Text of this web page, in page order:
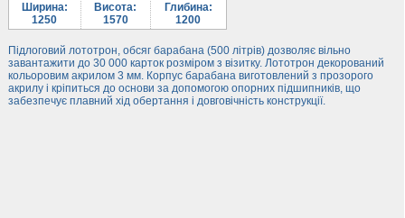
Під косметику
Під солодке
Для хот-догів
Лототрони
Ящики з акрилу
Ширина:
1250
Висота:
1570
Глибина:
1200
Підлоговий лототрон, обсяг барабана (500 літрів) дозволяє вільно
завантажити до 30 000 карток розміром з візитку. Лототрон декорований
кольоровим акрилом 3 мм. Корпус барабана виготовлений з прозорого
акрилу і кріпиться до основи за допомогою опорних підшипників, що
забезпечує плавний хід обертання і довговічність конструкції.